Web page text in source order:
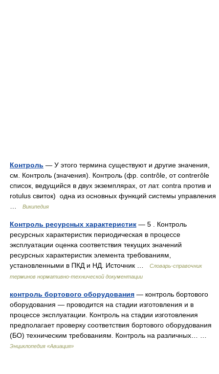
Контроль — У этого термина существуют и другие значения,
см. Контроль (значения). Контроль (фр. contrôle, от contrerôle
список, ведущийся в двух экземплярах, от лат. contra против и
rotulus свиток) одна из основных функций системы управления
Википедия
Контроль ресурсных характеристик — 5 . Контроль
ресурсных характеристик периодическая в процессе
эксплуатации оценка соответствия текущих значений
ресурсных характеристик элемента требованиям,
установленными в ПКД и НД. Источник …
Словарь-справочник
терминов нормативно-технической документации
контроль бортового оборудования — контроль бортового
оборудования — проводится на стадии изготовления и в
процессе эксплуатации. Контроль на стадии изготовления
предполагает проверку соответствия бортового оборудования
(БО) техническим требованиям. Контроль на различных… …
Энциклопедия «Авиация»